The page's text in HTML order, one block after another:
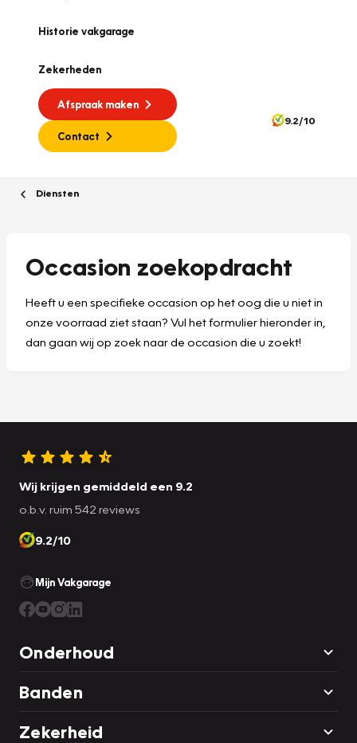
Historie vakgarage
Zekerheden
Afspraak maken
Contact
9.2/10
Diensten
Occasion zoekopdracht
Heeft u een specifieke occasion op het oog die u niet in
onze voorraad ziet staan? Vul het formulier hieronder in,
dan gaan wij op zoek naar de occasion die u zoekt!
Wij krijgen gemiddeld een 9.2
o.b.v. ruim 542 reviews
9.2/10
Mijn Vakgarage
Onderhoud
Banden
Zekerheid